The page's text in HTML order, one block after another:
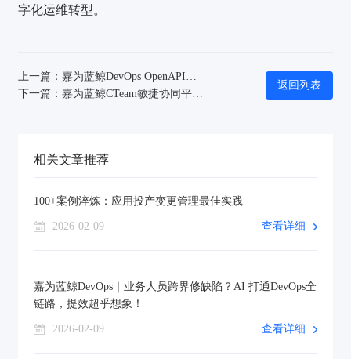
字化运维转型。
上一篇：嘉为蓝鲸DevOps OpenAPI管理：外部接口统一托管，跨域&转发一站搞定！
下一篇：嘉为蓝鲸CTeam敏捷协同平台｜代码域x需求域自动化关联追溯：精准破解研发协同断层困局
返回列表
相关文章推荐
100+案例淬炼：应用投产变更管理最佳实践
2026-02-09 查看详细
嘉为蓝鲸DevOps｜业务人员跨界修缺陷？AI 打通DevOps全
链路，提效超乎想象！
2026-02-09 查看详细